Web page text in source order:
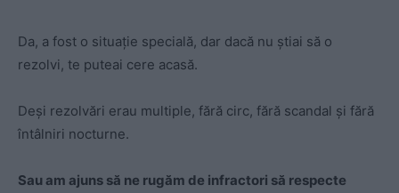
Da, a fost o situație specială, dar dacă nu știai să o
rezolvi, te puteai cere acasă.
Deși rezolvări erau multiple, fără circ, fără scandal și fără
întâlniri nocturne.
Sau am ajuns să ne rugăm de infractori să respecte